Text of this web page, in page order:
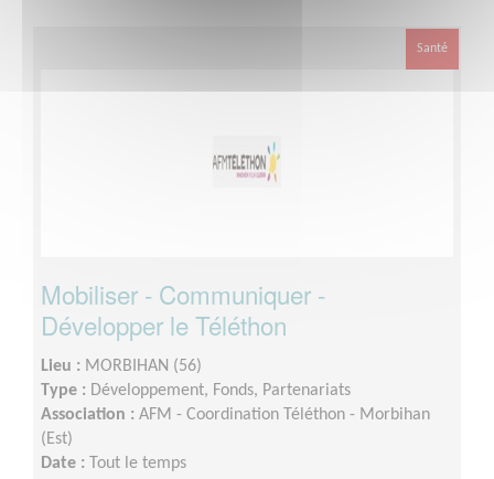
Santé
Mobiliser - Communiquer -
Développer le Téléthon
Lieu : MORBIHAN (56)
Type : Développement, Fonds, Partenariats
Association : AFM - Coordination Téléthon - Morbihan
(Est)
Date :
Tout le temps